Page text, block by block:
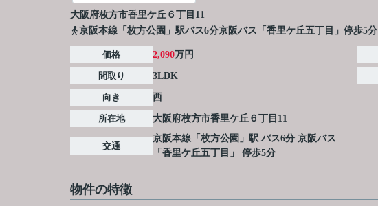
大阪府枚方市香里ケ丘 ６丁目11
京阪本線「枚方公園」駅バス6分京阪バス「香里ケ丘五丁目」停歩5分
価格 2,090万円
間取り 3LDK
向き 西
所在地 大阪府枚方市香里ケ丘 ６丁目11
交通
京阪本線 「 枚方公園 」駅 バス6分 京阪バス
「香里ケ丘五丁目」 停歩5分
物件の特徴